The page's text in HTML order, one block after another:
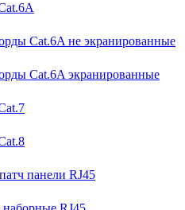
Cat.6A не экранированные
Cat.6A экранированные
панели RJ45